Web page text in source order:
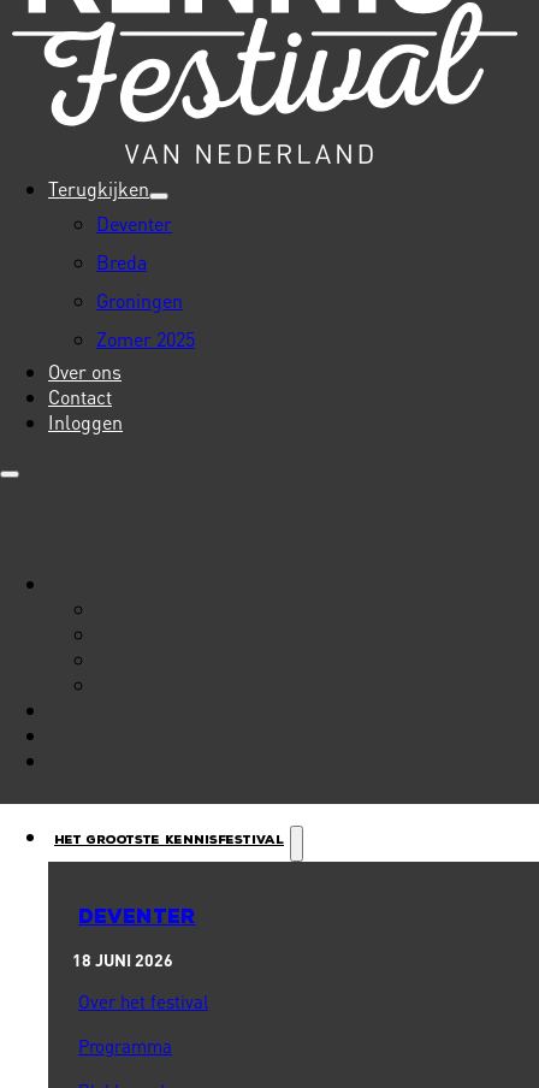
Terugkijken
Deventer
Breda
Groningen
Zomer 2025
Over ons
Contact
Inloggen
Het Grootste Kennisfestival
DEVENTER
18 JUNI 2026
Over het festival
Programma